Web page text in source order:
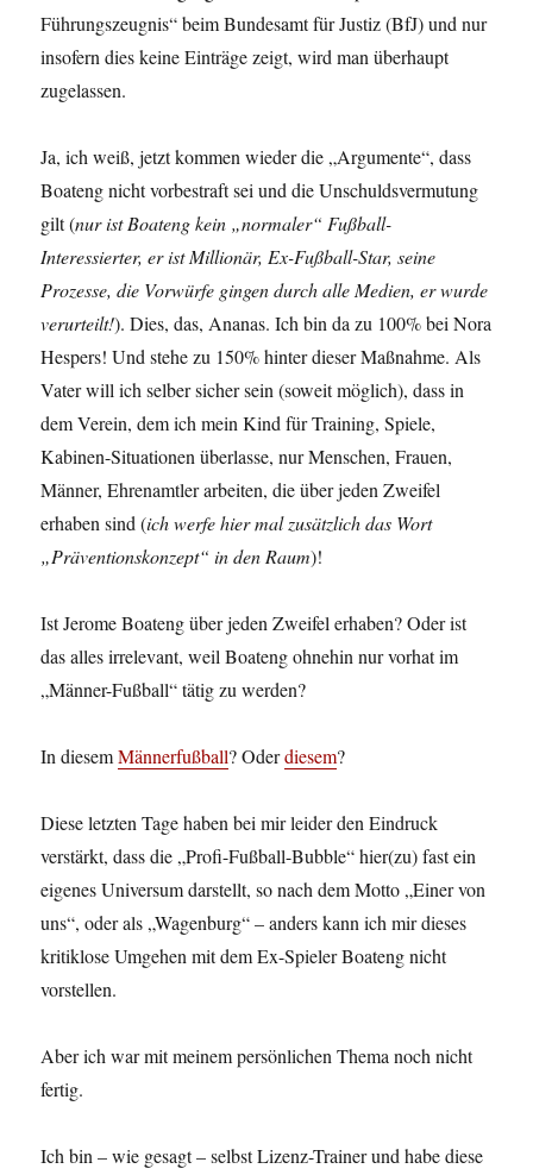
Führungszeugnis“ beim Bundesamt für Justiz (BfJ) und nur
insofern dies keine Einträge zeigt, wird man überhaupt
zugelassen.
Ja, ich weiß, jetzt kommen wieder die „Argumente“, dass
Boateng nicht vorbestraft sei und die Unschuldsvermutung
gilt (nur ist Boateng kein „normaler“ Fußball-
Interessierter, er ist Millionär, Ex-Fußball-Star, seine
Prozesse, die Vorwürfe gingen durch alle Medien, er wurde
verurteilt!). Dies, das, Ananas. Ich bin da zu 100% bei Nora
Hespers! Und stehe zu 150% hinter dieser Maßnahme. Als
Vater will ich selber sicher sein (soweit möglich), dass in
dem Verein, dem ich mein Kind für Training, Spiele,
Kabinen-Situationen überlasse, nur Menschen, Frauen,
Männer, Ehrenamtler arbeiten, die über jeden Zweifel
erhaben sind (ich werfe hier mal zusätzlich das Wort
„Präventionskonzept“ in den Raum)!
Ist Jerome Boateng über jeden Zweifel erhaben? Oder ist
das alles irrelevant, weil Boateng ohnehin nur vorhat im
„Männer-Fußball“ tätig zu werden?
In diesemMännerfußball? Oderdiesem?
Diese letzten Tage haben bei mir leider den Eindruck
verstärkt, dass die „Profi-Fußball-Bubble“ hier(zu) fast ein
eigenes Universum darstellt, so nach dem Motto „Einer von
uns“, oder als „Wagenburg“ – anders kann ich mir dieses
kritiklose Umgehen mit dem Ex-Spieler Boateng nicht
vorstellen.
Aber ich war mit meinem persönlichen Thema noch nicht
fertig.
Ich bin – wie gesagt – selbst Lizenz-Trainer und habe diese